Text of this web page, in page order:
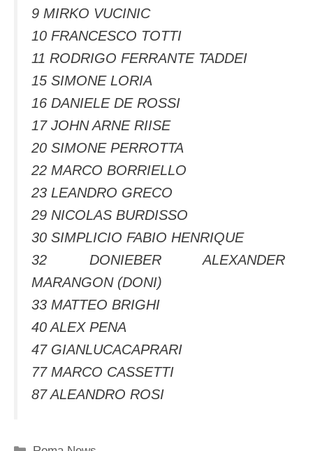
9 MIRKO VUCINIC
10 FRANCESCO TOTTI
11 RODRIGO FERRANTE TADDEI
15 SIMONE LORIA
16 DANIELE DE ROSSI
17 JOHN ARNE RIISE
20 SIMONE PERROTTA
22 MARCO BORRIELLO
23 LEANDRO GRECO
29 NICOLAS BURDISSO
30 SIMPLICIO FABIO HENRIQUE
32 DONIEBER ALEXANDER
MARANGON (DONI)
33 MATTEO BRIGHI
40 ALEX PENA
47 GIANLUCACAPRARI
77 MARCO CASSETTI
87 ALEANDRO ROSI